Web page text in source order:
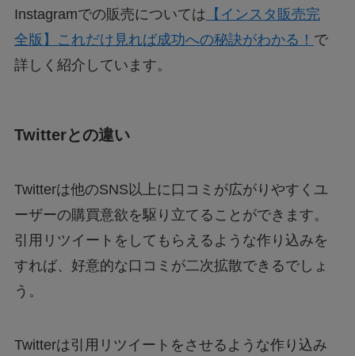
Instagramでの販売については 【インスタ販売完
全版】これだけ見れば成功への秘訣がわかる！ で
詳しく紹介しています。
Twitterとの違い
Twitterは他のSNS以上に口コミが広がりやすくユ
ーザーの購買意欲を駆り立てることができます。
引用リツイートをしてもらえるような作り込みを
すれば、好意的な口コミが二次拡散できるでしょ
う。
Twitterは引用リツイートをさせるような作り込み